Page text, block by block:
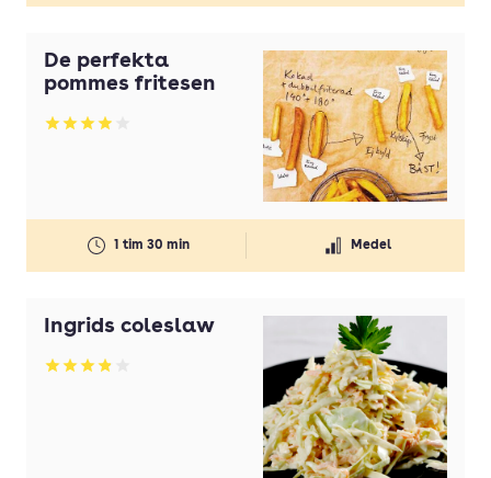
De perfekta
pommes fritesen
Betyg: 3.92 av 5
1 tim 30 min Medel
Ingrids coleslaw
Betyg: 3.88 av 5